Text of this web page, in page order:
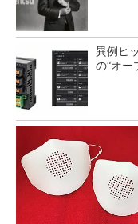
異例ヒ
の“オー